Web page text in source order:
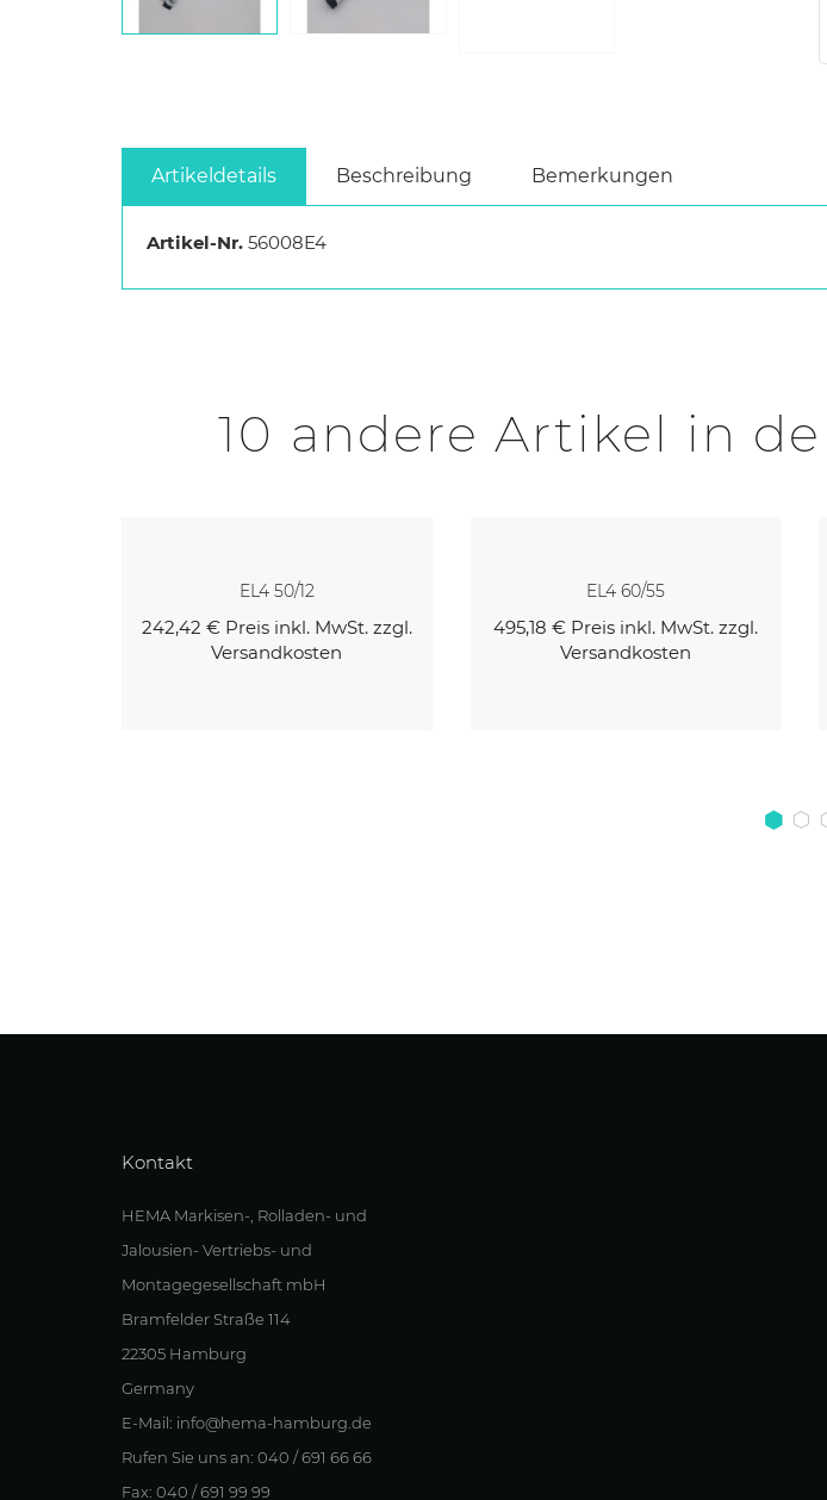
Artikeldetails Beschreibung Bemerkungen
Artikel-Nr. 56008E4
10 andere Artikel in
EL4 60/55
495,18 €Preis inkl. MwSt. zzgl.
Versandkosten
EL4 40/09
209,95 € Preis inkl. MwSt. zzgl.
Versandkosten
Kontakt
HEMA Markisen-, Rolladen- und
Jalousien- Vertriebs- und
Montagegesellschaft mbH
Bramfelder Straße 114
22305 Hamburg
Germany
E-Mail: info@hema-hamburg.de
Rufen Sie uns an: 040 / 691 66 66
Fax: 040 / 691 99 99